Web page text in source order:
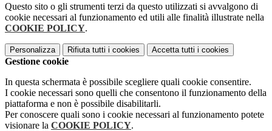
Questo sito o gli strumenti terzi da questo utilizzati si avvalgono di
cookie necessari al funzionamento ed utili alle finalità illustrate nella
COOKIE POLICY.
Personalizza Rifiuta tutti i cookies Accetta tutti i cookies
Gestione cookie
In questa schermata è possibile scegliere quali cookie consentire.
I cookie necessari sono quelli che consentono il funzionamento della
piattaforma e non è possibile disabilitarli.
Per conoscere quali sono i cookie necessari al funzionamento potete
visionare la COOKIE POLICY.